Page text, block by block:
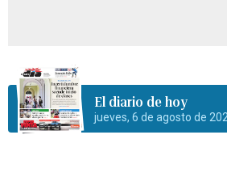
El diario de hoy
jueves, 6 de agosto de